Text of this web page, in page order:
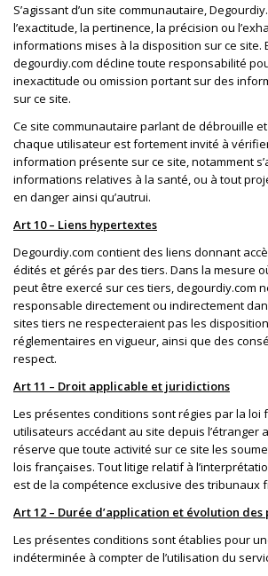
S’agissant d’un site communautaire,
l’exactitude, la pertinence, la précision ou
informations mises à la disposition sur ce site.
degourdiy.com décline toute responsabilité
inexactitude ou omission portant sur des
sur ce site.
Ce site communautaire parlant de débrouille
chaque utilisateur est fortement invité à
information présente sur ce site, notamment
informations relatives à la santé, ou à tout
en danger ainsi qu’autrui.
Art 10 – Liens hypertextes
Degourdiy.com contient des liens donnant
édités et gérés par des tiers. Dans la mesure
peut être exercé sur ces tiers, degourdiy.com
responsable directement ou indirectement
sites tiers ne respecteraient pas les
réglementaires en vigueur, ainsi que des
respect.
Art 11 – Droit applicable et juridictions
Les présentes conditions sont régies par la loi
utilisateurs accédant au site depuis l’étranger
réserve que toute activité sur ce site les
lois françaises. Tout litige relatif à
est de la compétence exclusive des tribunaux
Art 12 – Durée d’application et évolution
Les présentes conditions sont établies pour
indéterminée à compter de l’utilisation du